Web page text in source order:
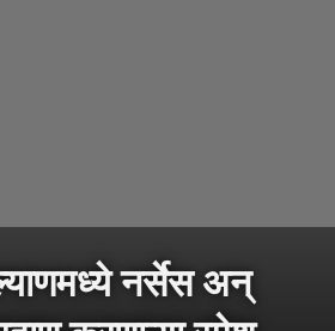
नर्सेस अन्